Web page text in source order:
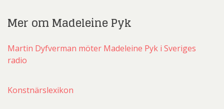
Mer om Madeleine Pyk
Martin Dyfverman möter Madeleine Pyk i Sveriges
radio
Konstnärslexikon